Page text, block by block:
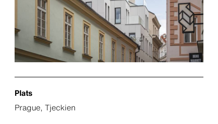
Plats
Prague, Tjeckien